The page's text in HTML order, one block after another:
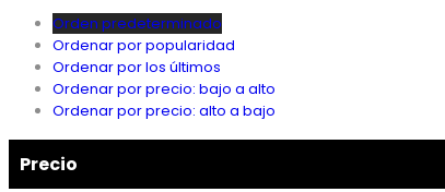
Orden predeterminado
Ordenar por popularidad
Ordenar por los últimos
Ordenar por precio: bajo a alto
Ordenar por precio: alto a bajo
Precio